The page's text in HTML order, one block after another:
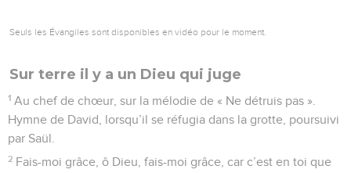
Seuls les Évangiles sont disponibles en vidéo pour le moment.
Sur terre il y a un Dieu qui juge
1 Au chef de chœur, sur la mélodie de « Ne détruis pas ».
Hymne de David, lorsqu’il se réfugia dans la grotte, poursuivi
par Saül.
2 Fais-moi grâce, ô Dieu, fais-moi grâce, car c’est en toi que